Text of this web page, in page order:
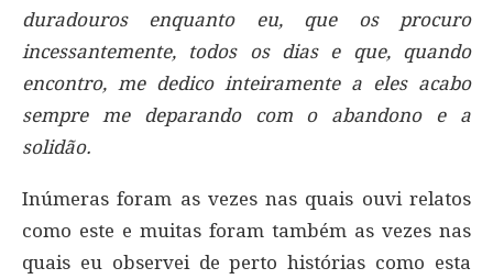
duradouros enquanto eu, que os procuro
incessantemente, todos os dias e que, quando
encontro, me dedico inteiramente a eles acabo
sempre me deparando com o abandono e a
solidão.
Inúmeras foram as vezes nas quais ouvi relatos
como este e muitas foram também as vezes nas
quais eu observei de perto histórias como esta